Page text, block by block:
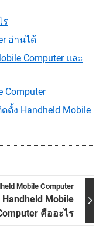
ร
อ่านได้
Computer และ
Computer
ง Handheld Mobile
Mobile Computer
Handheld Mobile
คืออะไร